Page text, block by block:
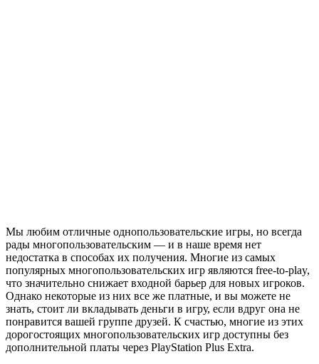
Мы любим отличные однопользовательские игры, но всегда
рады многопользовательским — и в наше время нет
недостатка в способах их получения. Многие из самых
популярных многопользовательских игр являются free-to-play,
что значительно снижает входной барьер для новых игроков.
Однако некоторые из них все же платные, и вы можете не
знать, стоит ли вкладывать деньги в игру, если вдруг она не
понравится вашей группе друзей. К счастью, многие из этих
дорогостоящих многопользовательских игр доступны без
дополнительной платы через PlayStation Plus Extra.